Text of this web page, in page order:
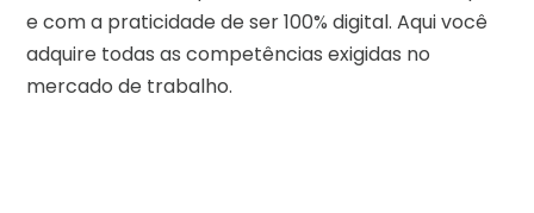
e com a praticidade de ser 100% digital. Aqui você
adquire todas as competências exigidas no
mercado de trabalho.